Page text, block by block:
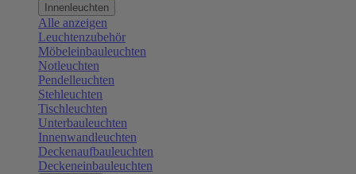
Innenleuchten
Alle anzeigen
Leuchtenzubehör
Möbeleinbauleuchten
Notleuchten
Pendelleuchten
Stehleuchten
Tischleuchten
Unterbauleuchten
Innenwandleuchten
Deckenaufbauleuchten
Deckeneinbauleuchten